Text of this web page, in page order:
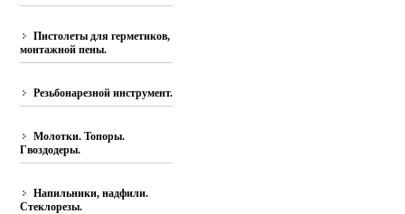
Пистолеты для герметиков,
монтажной пены.
Резьбонарезной инструмент.
Молотки. Топоры.
Гвоздодеры.
Напильники, надфили.
Стеклорезы.